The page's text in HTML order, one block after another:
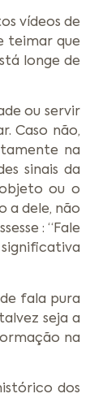
vídeos de
teimar que
longe de
ou servir
Caso não,
na
sinais da
ou o
a dele, não
: “Fale
significativa
fala pura
seja a
na
dos